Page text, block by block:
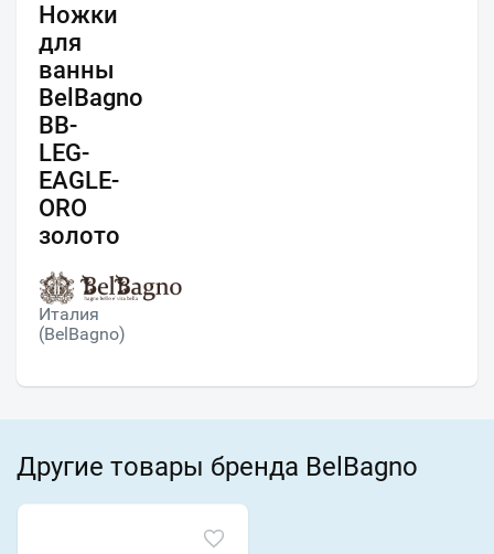
Ножки
для
ванны
BelBagno
BB-
LEG-
EAGLE-
ORO
золото
Италия
(BelBagno)
Другие товары бренда BelBagno